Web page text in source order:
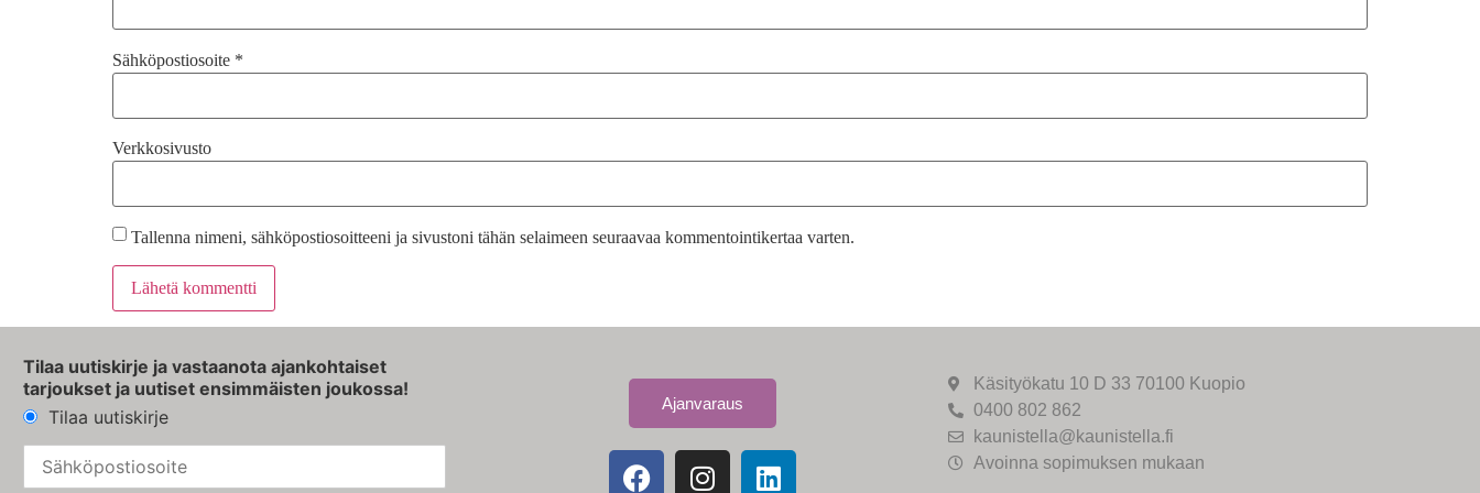
Sähköpostiosoite *
Verkkosivusto
Tallenna nimeni, sähköpostiosoitteeni ja sivustoni tähän selaimeen seuraavaa kommentointikertaa varten.
Tilaa uutiskirje ja vastaanota ajankohtaiset
tarjoukset ja uutiset ensimmäisten joukossa!
Tilaa uutiskirje
Ajanvaraus
Käsityökatu 10 D 33 70100 Kuopio
0400 802 862
kaunistella@kaunistella.fi
Avoinna sopimuksen mukaan